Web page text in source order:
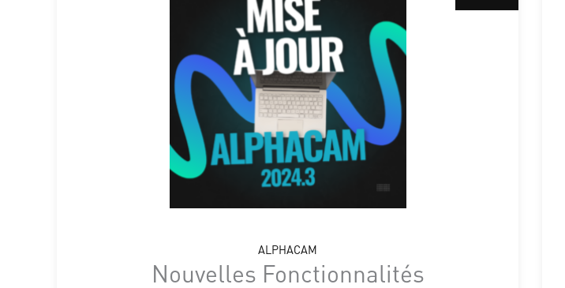
ALPHACAM
Nouvelles Fonctionnalités